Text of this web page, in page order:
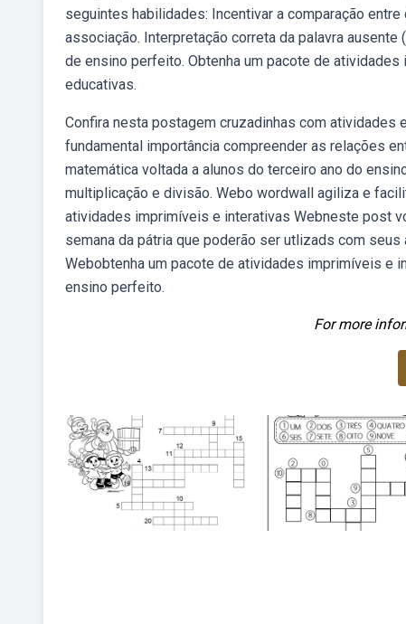
seguintes habilidades: Incentivar a comparação
associação. Interpretação correta da palavra
de ensino perfeito. Obtenha um pacote de
educativas.
Confira nesta postagem cruzadinhas com atividades
fundamental importância compreender as relações
matemática voltada a alunos do terceiro ano do
multiplicação e divisão. Webo wordwall agiliza e
atividades imprimíveis e interativas Webneste post
semana da pátria que poderão ser utlizads com
Webobtenha um pacote de atividades imprimíveis e
ensino perfeito.
For more